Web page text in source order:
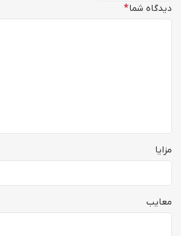
دیدگاه شما*
مزایا
معایب